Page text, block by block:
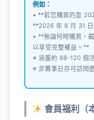
例如：
• **若您購買的是
**2026 年 8 月 31
• **無論何時購買，
以享受完整權益。**
※ 涵蓋約 88-120 個
※ 非賽事日亦可訪問
會員福利（